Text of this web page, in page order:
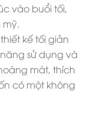
vào buổi tối,
kế tối giản
sử dụng và
mát, thích
có một không